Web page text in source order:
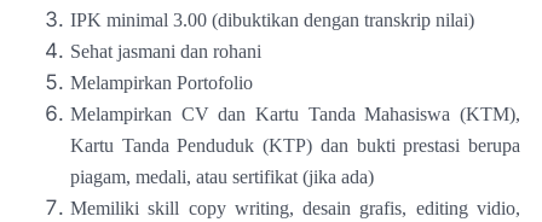
IPK minimal 3.00 (dibuktikan dengan transkrip nilai)
Sehat jasmani dan rohani
Melampirkan Portofolio
Melampirkan CV dan Kartu Tanda Mahasiswa (KTM),
Kartu Tanda Penduduk (KTP) dan bukti prestasi berupa
piagam, medali, atau sertifikat (jika ada)
Memiliki skill copy writing, desain grafis, editing vidio,